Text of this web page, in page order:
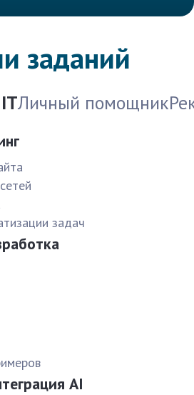
заданий
Личный помощник
задач
AI